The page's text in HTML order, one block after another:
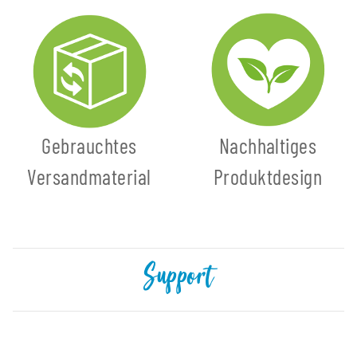
Gebrauchtes
Versandmaterial
Nachhaltiges
Produktdesign
Support